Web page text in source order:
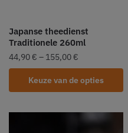
Japanse theedienst
Traditionele 260ml
44,90 € – 155,00 €
Keuze van de opties